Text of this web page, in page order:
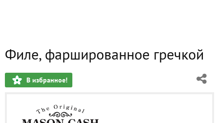
Филе, фаршированное гречкой
В избранное!